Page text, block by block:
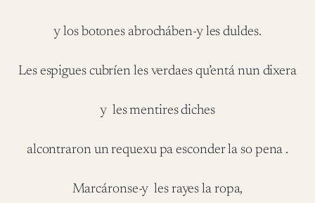
y los botones abrocháben-y les duldes.
Les espigues cubríen les verdaes qu’entá nun dixera
y les mentires diches
alcontraron un requexu pa esconder la so pena .
Marcáronse-y les rayes la ropa,